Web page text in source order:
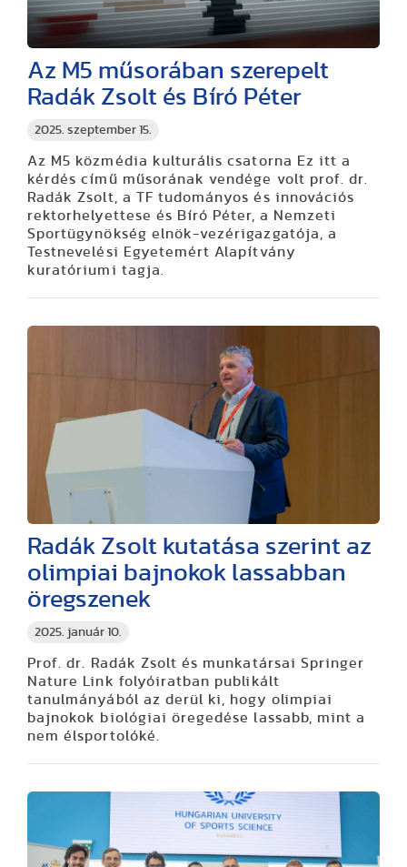
2025. szeptember 15.
Az M5 műsorában szerepelt
Radák Zsolt és Bíró Péter
Az M5 közmédia kulturális csatorna Ez itt a
kérdés című műsorának vendége volt prof. dr.
Radák Zsolt, a TF tudományos és innovációs
rektorhelyettese és Bíró Péter, a Nemzeti
Sportügynökség elnök-vezérigazgatója, a
Testnevelési Egyetemért Alapítvány
kuratóriumi tagja.
2025. január 10.
Radák Zsolt kutatása szerint az
olimpiai bajnokok lassabban
öregszenek
Prof. dr. Radák Zsolt és munkatársai Springer
Nature Link folyóiratban publikált
tanulmányából az derül ki, hogy olimpiai
bajnokok biológiai öregedése lassabb, mint a
nem élsportolóké.